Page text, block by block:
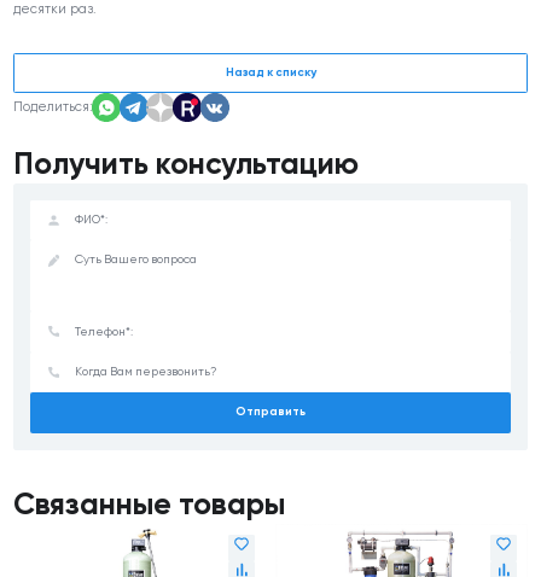
десятки раз.
Назад к списку
Поделиться:
Получить консультацию
Отправить
Связанные товары